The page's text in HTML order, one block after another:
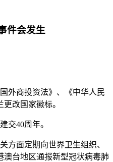
件会发生
外商投资法》、《中华人民
改国家徽标。
交40周年。
面定期向世界卫生组织、
澳台地区通报新型冠状病毒肺